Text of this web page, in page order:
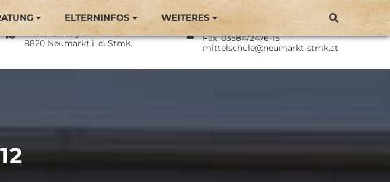
Naturparkmittelschule Neumarkt
Meraner Weg 3
8820 Neumarkt i. d. Stmk.
Direktor: BEd Philipp Langmaier
Tel.: 03584/2476
Fax: 03584/2476-15
mittelschule@neumarkt-stmk.at
ELTERNINFOS WEITERES